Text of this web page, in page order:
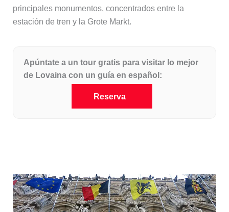
principales monumentos, concentrados entre la
estación de tren y la Grote Markt.
Apúntate a un tour gratis para visitar lo mejor
de Lovaina con un guía en español:
Reserva